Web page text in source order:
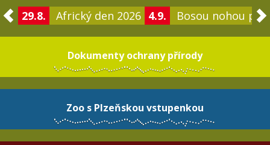
29.8. Africký den 2026 4.9. Bosou nohou po
Dokumenty ochrany přírody
Zoo s Plzeňskou vstupenkou